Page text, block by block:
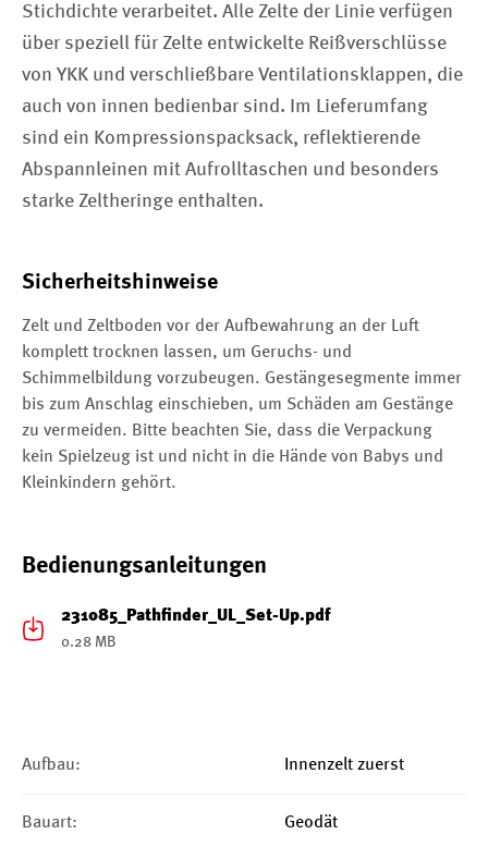
Stichdichte verarbeitet. Alle Zelte der Linie verfügen
über speziell für Zelte entwickelte Reißverschlüsse
von YKK und verschließbare Ventilationsklappen, die
auch von innen bedienbar sind. Im Lieferumfang
sind ein Kompressionspacksack, reflektierende
Abspannleinen mit Aufrolltaschen und besonders
starke Zeltheringe enthalten.
Sicherheitshinweise
Zelt und Zeltboden vor der Aufbewahrung an der Luft
komplett trocknen lassen, um Geruchs- und
Schimmelbildung vorzubeugen. Gestängesegmente immer
bis zum Anschlag einschieben, um Schäden am Gestänge
zu vermeiden. Bitte beachten Sie, dass die Verpackung
kein Spielzeug ist und nicht in die Hände von Babys und
Kleinkindern gehört.
Bedienungsanleitungen
231085_Pathfinder_UL_Set-Up.pdf
0.28 MB
Aufbau: Innenzelt zuerst
Bauart: Geodät